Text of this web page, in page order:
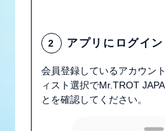
2 アプリにログイン
会員登録しているアカウン
ィスト選択でMr.TROT
とを確認してください。